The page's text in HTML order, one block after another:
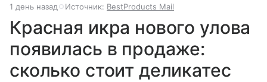
1 день назад Источник: BestProducts Mail
Красная икра нового улова
появилась в продаже:
сколько стоит деликатес